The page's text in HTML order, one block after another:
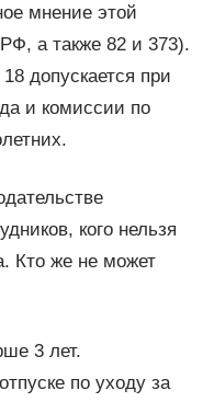
мнение этой
а также 82 и 373).
допускается при
и комиссии по
кого нельзя
Кто же не может
3 лет.
по уходу за